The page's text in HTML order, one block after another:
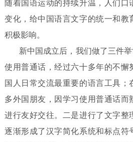
随着国语运动的持续升温，人们口
变化，给中国语言文字的统一和教
积极影响。
新中国成立后，我们做了三件
使用普通话，经过六十多年的不懈
国人日常交流最重要的语言工具；
多外国朋友，因学习使用普通话而
进行友好交往。二是进行了文字整
逐渐形成了汉字简化系统和标点符